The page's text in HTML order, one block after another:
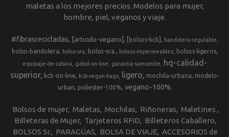
maletas a los mejores precios. Modelos para mujer,
hombre, piel, veganos y viaje.
#fibrasrecicladas [articulo-vegano] [bolsos-kcb] bandolera-regulable
bolso-bandolera bolso-sra bolso-sra. bolsos-impermeables bolsos-ligeros
equipaje-de-cabina gabol-on-line garantia-samsonite
hq-calidad-
superior
kcb-on-line kcb-vegan-bags ligero mochila-urbana
modelo-
urban
poliester-100% vegano-100%
Bolsos de mujer Maletas Mochilas Riñoneras Maletines
Billeteras de Mujer Tarjeteros RFID
Billeteros Caballero
BOLSOS Sr.
PARAGÜAS BOLSA DE VIAJE ACCESORIOS de